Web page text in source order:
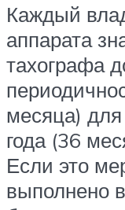
Каждый
аппарата
тахографа
месяца)
года (36
Если это
выполнено